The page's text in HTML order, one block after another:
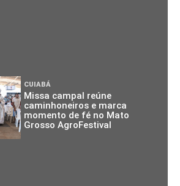
CUIABÁ
Missa campal reúne
caminhoneiros e marca
momento de fé no Mato
Grosso AgroFestival